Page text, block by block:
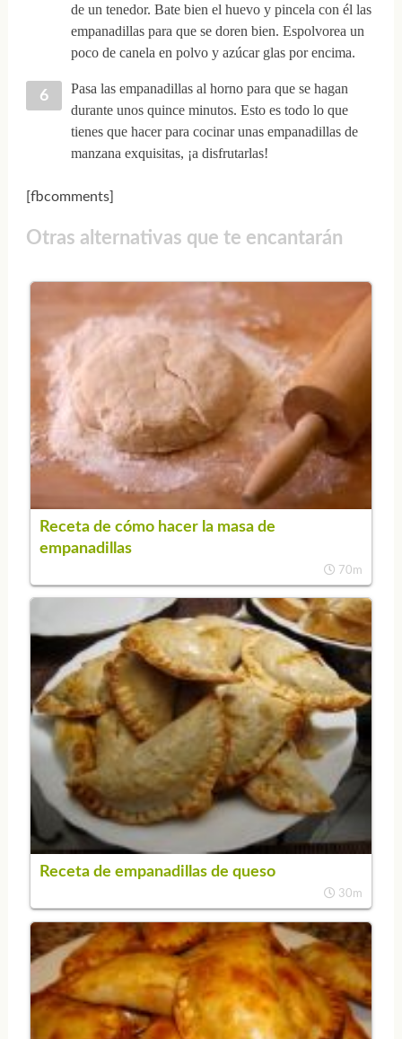
de un tenedor. Bate bien el huevo y pincela con él las
empanadillas para que se doren bien. Espolvorea un
poco de canela en polvo y azúcar glas por encima.
Pasa las empanadillas al horno para que se hagan
durante unos quince minutos. Esto es todo lo que
tienes que hacer para cocinar unas empanadillas de
manzana exquisitas, ¡a disfrutarlas!
[fbcomments]
Otras alternativas que te encantarán
Receta de cómo hacer la masa de
empanadillas
70m
Receta de empanadillas de queso
30m